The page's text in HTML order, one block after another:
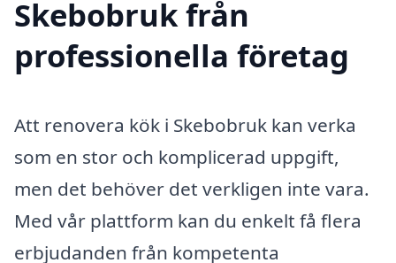
Skebobruk från
professionella företag
Att renovera kök i Skebobruk kan verka
som en stor och komplicerad uppgift,
men det behöver det verkligen inte vara.
Med vår plattform kan du enkelt få flera
erbjudanden från kompetenta